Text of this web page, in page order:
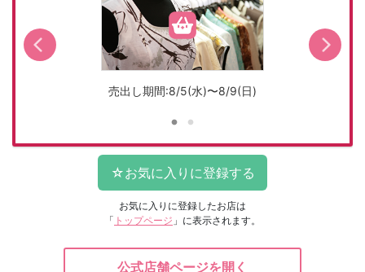
売出し期間:8/5(水)〜8/9(日)
お気に入りに登録したお店は
「 トップページ 」に表示されます。
公式店舗ページを開く